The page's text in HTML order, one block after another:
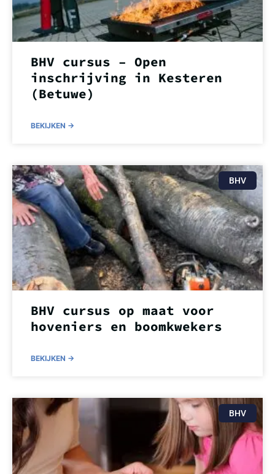
BHV cursus – Open
inschrijving in Kesteren
(Betuwe)
BEKIJKEN ->
BHV
BHV cursus op maat voor
hoveniers en boomkwekers
BEKIJKEN ->
BHV